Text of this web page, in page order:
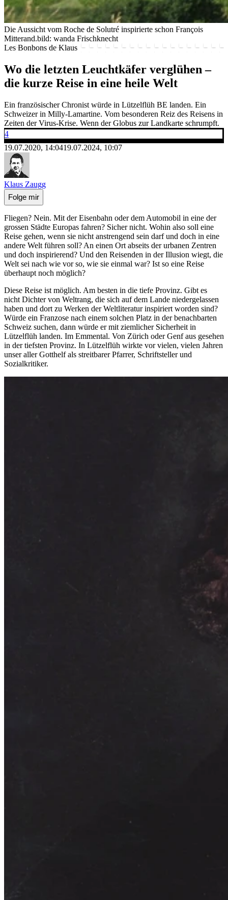
Die Aussicht vom Roche de Solutré inspirierte schon François
Mitterand.bild: wanda Frischknecht
Les Bonbons de Klaus
Wo die letzten Leuchtkäfer verglühen –
die kurze Reise in eine heile Welt
Ein französischer Chronist würde in Lützelflüh BE landen. Ein
Schweizer in Milly-Lamartine. Vom besonderen Reiz des Reisens in
Zeiten der Virus-Krise. Wenn der Globus zur Landkarte schrumpft.
4
19.07.2020, 14:0419.07.2024, 10:07
Klaus Zaugg
Folge mir
Fliegen? Nein. Mit der Eisenbahn oder dem Automobil in eine der
grossen Städte Europas fahren? Sicher nicht. Wohin also soll eine
Reise gehen, wenn sie nicht anstrengend sein darf und doch in eine
andere Welt führen soll? An einen Ort abseits der urbanen Zentren
und doch inspirierend? Und den Reisenden in der Illusion wiegt, die
Welt sei nach wie vor so, wie sie einmal war? Ist so eine Reise
überhaupt noch möglich?
Diese Reise ist möglich. Am besten in die tiefe Provinz. Gibt es
nicht Dichter von Weltrang, die sich auf dem Lande niedergelassen
haben und dort zu Werken der Weltliteratur inspiriert worden sind?
Würde ein Franzose nach einem solchen Platz in der benachbarten
Schweiz suchen, dann würde er mit ziemlicher Sicherheit in
Lützelflüh landen. Im Emmental. Von Zürich oder Genf aus gesehen
in der tiefsten Provinz. In Lützelflüh wirkte vor vielen, vielen Jahren
unser aller Gotthelf als streitbarer Pfarrer, Schriftsteller und
Sozialkritiker.